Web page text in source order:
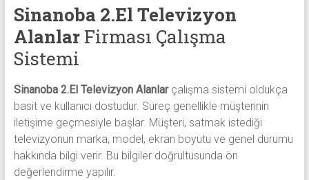
Sinanoba 2.El Televizyon
AlanlarFirması Çalışma
Sistemi
Sinanoba 2.El Televizyon Alanlarçalışma sistemi oldukça
basit ve kullanıcı dostudur. Süreç genellikle müşterinin
iletişime geçmesiyle başlar. Müşteri, satmak istediği
televizyonun marka, model, ekran boyutu ve genel durumu
hakkında bilgi verir. Bu bilgiler doğrultusunda ön
değerlendirme yapılır.